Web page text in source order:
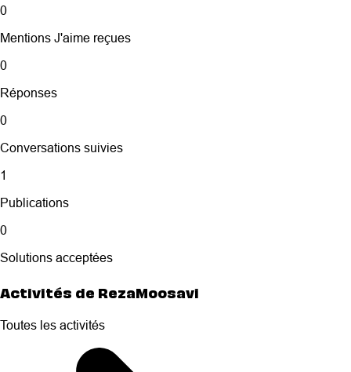
0
Mentions J'aime reçues
0
Réponses
0
Conversations suivies
1
Publications
0
Solutions acceptées
Activités de RezaMoosavi
Toutes les activités